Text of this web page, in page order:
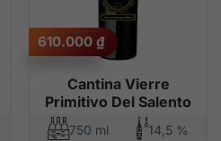
Cantina Vierre
Primitivo Del Salento
610.000 ₫
750 ml 14,5 %